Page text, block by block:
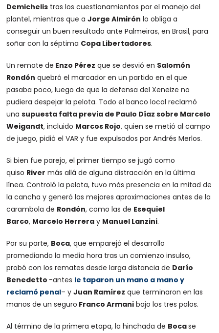
Demichelis tras los cuestionamientos por el manejo del
plantel, mientras que aJorge Almirón lo obliga a
conseguir un buen resultado ante Palmeiras, en Brasil, para
soñar con la séptima Copa Libertadores.
Un remate de Enzo Pérez que se desvió en Salomón
Rondón quebró el marcador en un partido en el que
pasaba poco, luego de que la defensa del Xeneize no
pudiera despejar la pelota. Todo el banco local reclamó
unasupuesta falta previa de Paulo Díaz sobre Marcelo
Weigandt, incluido Marcos Rojo, quien se metió al campo
de juego, pidió el VAR y fue expulsados por Andrés Merlos.
Si bien fue parejo, el primer tiempo se jugó como
quiso River más allá de alguna distracción en la última
línea. Controló la pelota, tuvo más presencia en la mitad de
la cancha y generó las mejores aproximaciones antes de la
carambola de Rondón, como las de Esequiel
Barco, Marcelo Herrera y Manuel Lanzini.
Por su parte, Boca, que emparejó el desarrollo
promediando la media hora tras un comienzo insulso,
probó con los remates desde larga distancia de Darío
Benedetto -antes le taparon un mano a mano y
reclamó penal– yJuan Ramírez que terminaron en las
manos de un seguro Franco Armani bajo los tres palos.
Al término de la primera etapa, la hinchada de Bocase